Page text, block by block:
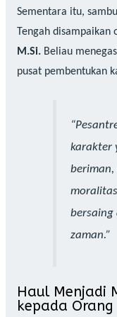
Sementara itu,
Tengah disampaikan
M.Si.Beliau
pusat pembentukan
karakter
bersaing
zaman.”
Haul Menjadi
kepada Orang